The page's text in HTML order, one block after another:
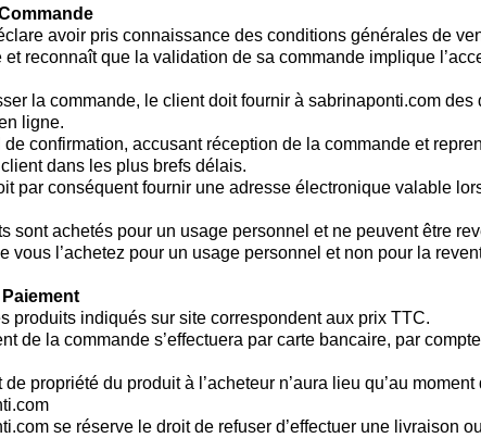
avoir pris connaissance des conditions générales de
et reconnaît que la validation de sa commande implique
la commande, le client doit fournir à sabrinaponti.com
ligne.
de confirmation, accusant réception de la commande et
dans les plus brefs délais.
par conséquent fournir une adresse électronique valable
sont achetés pour un usage personnel et ne peuvent être
vous l’achetez pour un usage personnel et non pour la
produits indiqués sur site correspondent aux prix TTC.
de la commande s’effectuera par carte bancaire, par
de propriété du produit à l’acheteur n’aura lieu qu’au
se réserve le droit de refuser d’effectuer une livraison